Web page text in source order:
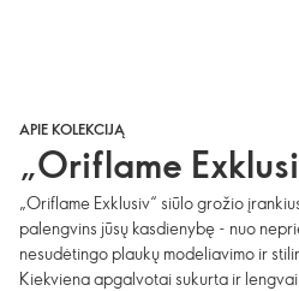
APIE KOLEKCIJĄ
„Oriflame
„Oriflame Exklusiv“ siūlo grožio
palengvins jūsų kasdienybę - nuo
nesudėtingo plaukų modeliavimo ir
Kiekviena apgalvotai sukurta ir